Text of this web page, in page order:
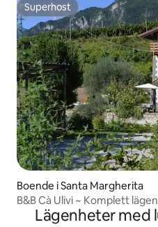
Superhost
Superhost
Boende i Santa Margherita
B&B Cà Ulivi ~ Komplett
Lägenheter med